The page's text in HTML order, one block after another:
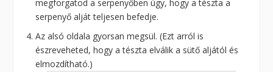
megforgatod a serpenyőben úgy, hogy a tészta a
serpenyő alját teljesen befedje.
Az alsó oldala gyorsan megsül. (Ezt arról is
észreveheted, hogy a tészta elválik a sütő aljától és
elmozdítható.)